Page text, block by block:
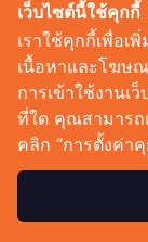
เว็บไซต์นี้ใช้คุกกี้
เราใช้คุกกี้เพื่อเ
เนื้อหาและโฆษ
การเข้าใช้งานเ
ที่ใด คุณสามารถ
คลิก “การตั้งค่า